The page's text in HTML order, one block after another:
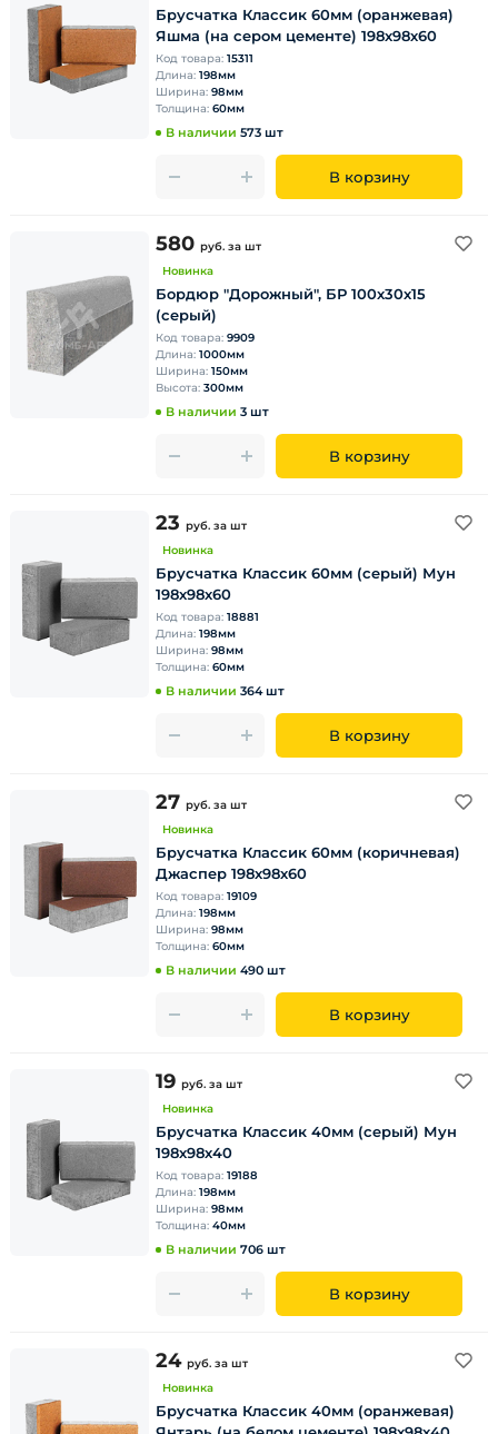
Брусчатка Классик 60мм (оранжевая)
Яшма (на сером цементе) 198х98х60
Код товара: 15311
Длина: 198мм
Ширина: 98мм
Толщина: 60мм
В наличии 573 шт
В корзину
580 руб. за шт
Новинка
Бордюр "Дорожный", БР 100х30х15
(серый)
Код товара: 9909
Длина: 1000мм
Ширина: 150мм
Высота: 300мм
В наличии 3 шт
В корзину
23 руб. за шт
Новинка
Брусчатка Классик 60мм (серый) Мун
198х98х60
Код товара: 18881
Длина: 198мм
Ширина: 98мм
Толщина: 60мм
В наличии 364 шт
В корзину
27 руб. за шт
Новинка
Брусчатка Классик 60мм (коричневая)
Джаспер 198х98х60
Код товара: 19109
Длина: 198мм
Ширина: 98мм
Толщина: 60мм
В наличии 490 шт
В корзину
19 руб. за шт
Новинка
Брусчатка Классик 40мм (серый) Мун
198х98х40
Код товара: 19188
Длина: 198мм
Ширина: 98мм
Толщина: 40мм
В наличии 706 шт
В корзину
24 руб. за шт
Новинка
Брусчатка Классик 40мм (оранжевая)